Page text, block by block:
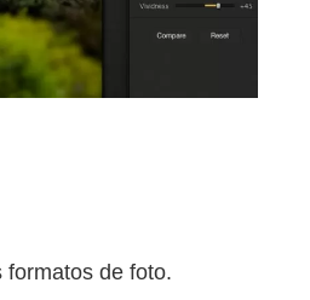
formatos de foto.